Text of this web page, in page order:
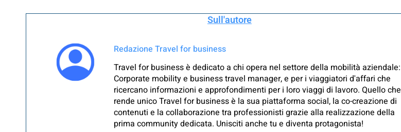
Sull'autore
Redazione Travel for business
Travel for business è dedicato a chi opera nel settore della mobilità aziendale:
Corporate mobility e business travel manager, e per i viaggiatori d'affari che
ricercano informazioni e approfondimenti per i loro viaggi di lavoro. Quello che
rende unico Travel for business è la sua piattaforma social, la co-creazione di
contenuti e la collaborazione tra professionisti grazie alla realizzazione della
prima community dedicata. Unisciti anche tu e diventa protagonista!